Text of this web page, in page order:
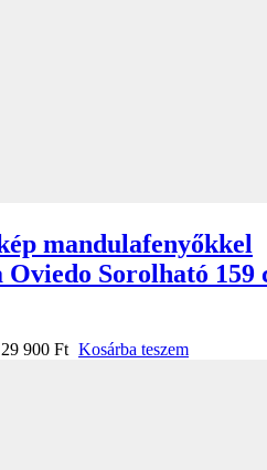
mandulafenyőkkel
Sorolható 159
29 900 Ft Kosárba teszem